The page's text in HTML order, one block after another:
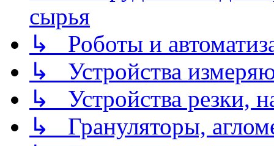
сырья
↳ Роботы и
↳ Устройства
↳ Устройства резки,
↳ Грануляторы,